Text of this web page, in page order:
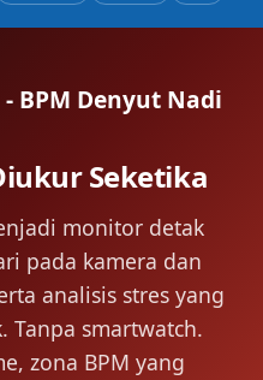
BPM Denyut Nadi
Seketika
monitor detak
pada kamera dan
analisis stres yang
Tanpa smartwatch.
zona BPM yang